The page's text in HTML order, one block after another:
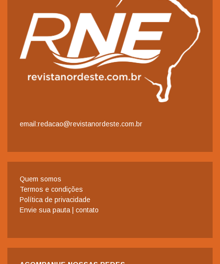
email:redacao@revistanordeste.com.br
Quem somos
Termos e condições
Política de privacidade
Envie sua pauta | contato